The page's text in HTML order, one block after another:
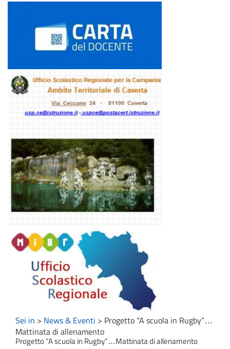
Sei in > News & Eventi > Progetto “A scuola in Rugby”…
Mattinata di allenamento
Progetto “A scuola in Rugby”…Mattinata di allenamento